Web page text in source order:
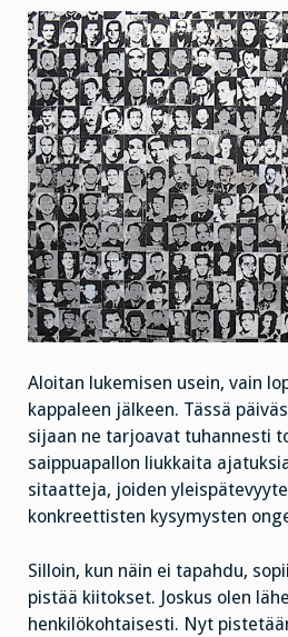
Aloitan lukemisen usein, vain
kappaleen jälkeen. Tässä
sijaan ne tarjoavat tuhannesti
saippuapallon liukkaita
sitaatteja, joiden
konkreettisten kysymysten
Silloin, kun näin ei tapahdu,
pistää kiitokset. Joskus olen
henkilökohtaisesti. Nyt